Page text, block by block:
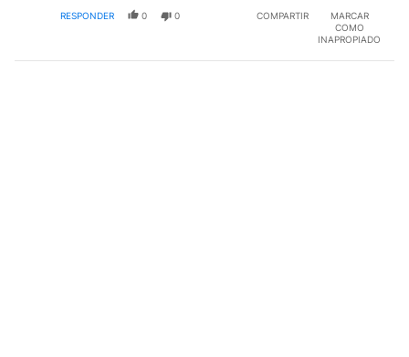
RESPONDER 0 0 COMPARTIR
MARCAR
COMO
INAPROPIADO